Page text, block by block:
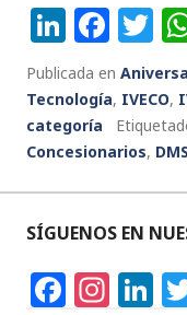
Li
n
k
e
dI
n
F
a
c
e
b
o
o
k
T
w
it
te
r
Publicada en
Tecnología, IVECO,
categoría
Concesionarios, DMS
SÍGUENOS EN
F In Li